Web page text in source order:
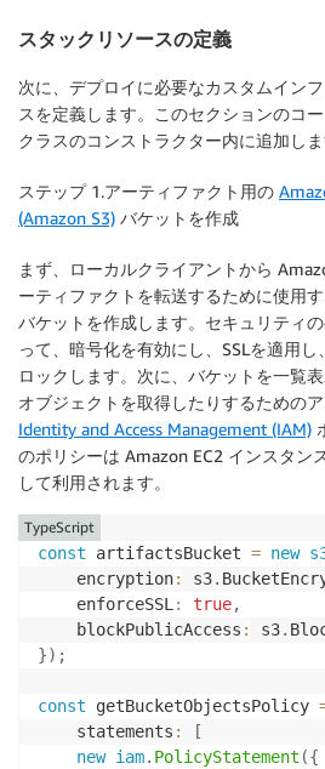
スタックリソースの定義
次に、デプロイに必要なカスタムイン
スを定義します。このセクションのコ
クラスのコンストラクター内に追加しま
ステップ 1.アーティファクト用の
(Amazon S3) バケットを作成
まず、ローカルクライアントから
ーティファクトを転送するために使用
バケットを作成します。セキュリティ
って、暗号化を有効にし、SSLを適用
ロックします。次に、バケットを一覧
オブジェクトを取得したりするための
Identity and Access Management (IAM)
のポリシーは Amazon EC2 インスタン
して利用されます。
const artifactsBucket = new
    encryption
: s3.
    enforceSSL
: true,
    blockPublicAccess
: s3.
}) ;
const getBucketObjectsPolicy
    statements
:
[
new iam. PolicyStatement ({
TypeScript